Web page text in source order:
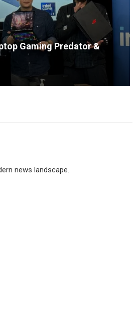
Gaming Predator &
news landscape.